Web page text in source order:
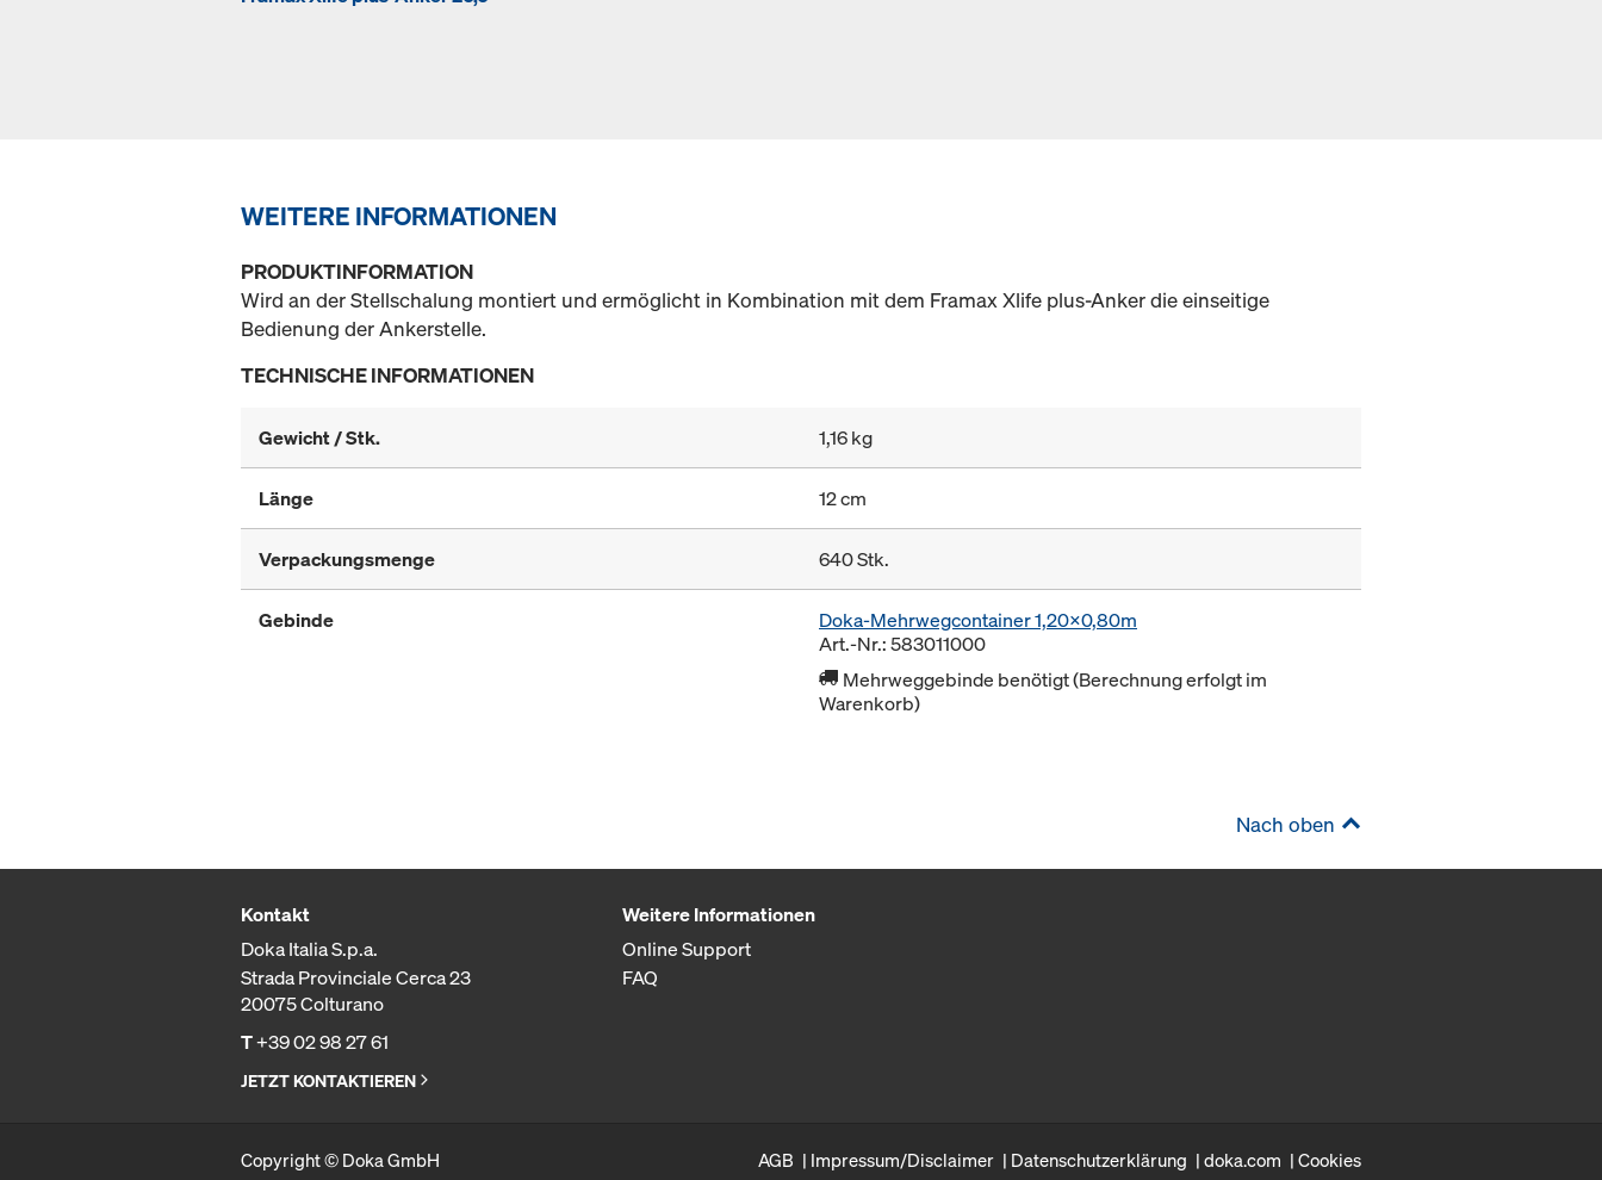
WEITERE INFORMATIONEN
PRODUKTINFORMATION
Wird an der Stellschalung montiert und ermöglicht in Kombination mit dem Framax Xlife plus-Anker die einseitige
Bedienung der Ankerstelle.
TECHNISCHE INFORMATIONEN
Gewicht / Stk. 1,16 kg
Länge 12 cm
Verpackungsmenge 640 Stk.
Gebinde
Doka-Mehrwegcontainer 1,20x0,80m
Art.-Nr.: 583011000
Mehrweggebinde benötigt (Berechnung erfolgt im
Warenkorb)
Nach oben
Kontakt
Doka Italia S.p.a.
Strada Provinciale Cerca 23
20075 Colturano
T+39 02 98 27 61
JETZT KONTAKTIEREN
Weitere Informationen
Online Support
FAQ
Copyright © Doka GmbH AGB Impressum/Disclaimer Datenschutzerklärung doka.com Cookies